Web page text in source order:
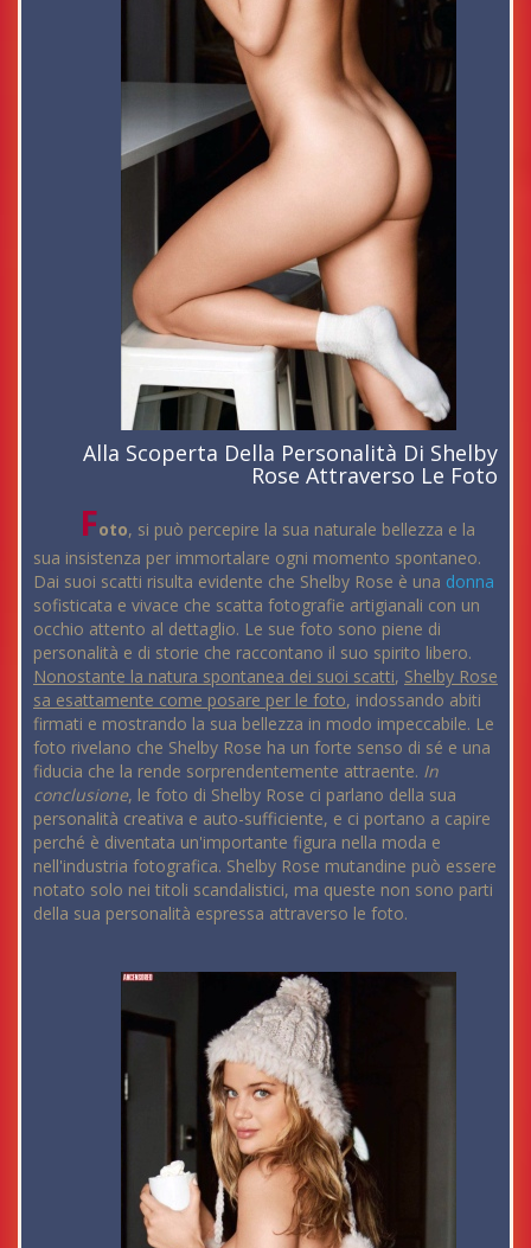
Alla Scoperta Della Personalità Di Shelby
Rose Attraverso Le Foto
Foto, si può percepire la sua naturale bellezza e la
sua insistenza per immortalare ogni momento spontaneo.
Dai suoi scatti risulta evidente che Shelby Rose è una donna
sofisticata e vivace che scatta fotografie artigianali con un
occhio attento al dettaglio. Le sue foto sono piene di
personalità e di storie che raccontano il suo spirito libero.
Nonostante la natura spontanea dei suoi scatti, Shelby Rose
sa esattamente come posare per le foto, indossando abiti
firmati e mostrando la sua bellezza in modo impeccabile. Le
foto rivelano che Shelby Rose ha un forte senso di sé e una
fiducia che la rende sorprendentemente attraente. In
conclusione, le foto di Shelby Rose ci parlano della sua
personalità creativa e auto-sufficiente, e ci portano a capire
perché è diventata un'importante figura nella moda e
nell'industria fotografica. Shelby Rose mutandine può essere
notato solo nei titoli scandalistici, ma queste non sono parti
della sua personalità espressa attraverso le foto.